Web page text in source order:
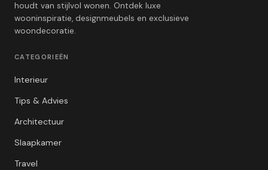
houdt van stijlvol wonen. Ontdek luxe
wooninspiratie, designmeubels en exclusieve
woondecoratie.
CATEGORIEËN
Interieur
Tips & Advies
Architectuur
Slaapkamer
Travel